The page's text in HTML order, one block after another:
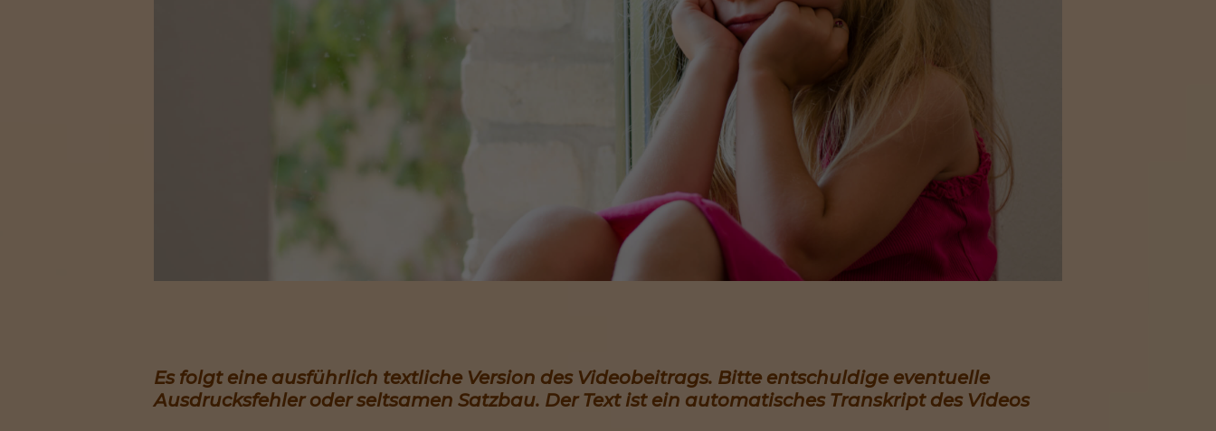
Es folgt eine ausführlich textliche Version des Videobeitrags. Bitte entschuldige eventuelle
Ausdrucksfehler oder seltsamen Satzbau. Der Text ist ein automatisches Transkript des Videos